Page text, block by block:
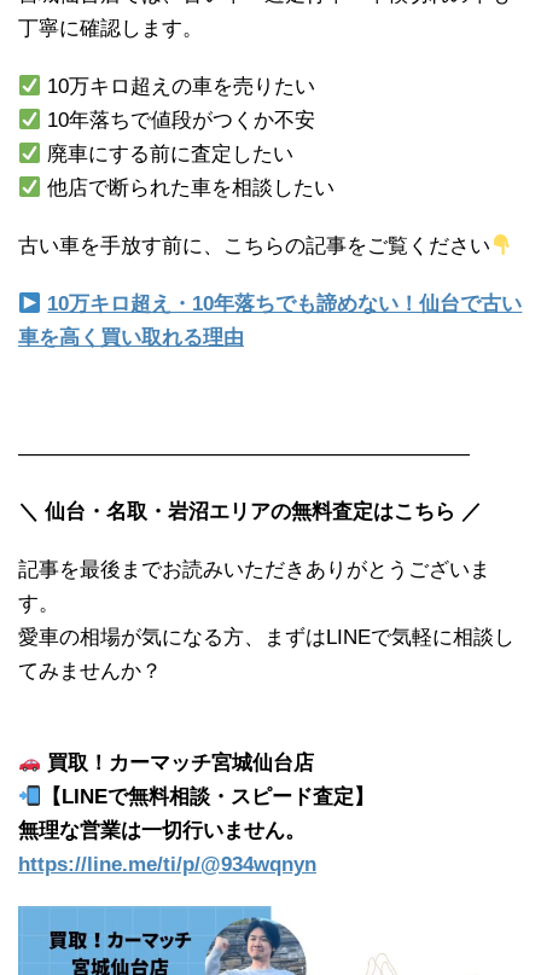
丁寧に確認します。
10万キロ超えの車を売りたい
10年落ちで値段がつくか不安
廃車にする前に査定したい
他店で断られた車を相談したい
古い車を手放す前に、こちらの記事をご覧ください
10万キロ超え・10年落ちでも諦めない！仙台で古い
車を高く買い取れる理由
――――――――――――――――――――――
＼ 仙台・名取・岩沼エリアの無料査定はこちら ／
記事を最後までお読みいただきありがとうございま
す。
愛車の相場が気になる方、まずはLINEで気軽に相談し
てみませんか？
買取！カーマッチ宮城仙台店
【LINEで無料相談・スピード査定】
無理な営業は一切行いません。
https://line.me/ti/p/@934wqnyn